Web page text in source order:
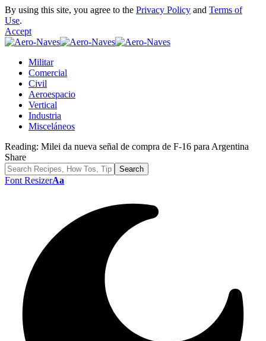
By using this site, you agree to the Privacy Policy and Terms of
Use.
Accept
Militar
Comercial
Civil
Aeroespacio
Vertical
Industria
Misceláneos
Reading: Milei da nueva señal de compra de F-16 para Argentina
Share
Font ResizerAa